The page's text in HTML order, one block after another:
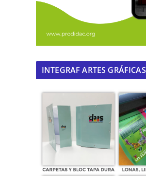
INTEGRAF ARTES GRÁFICAS